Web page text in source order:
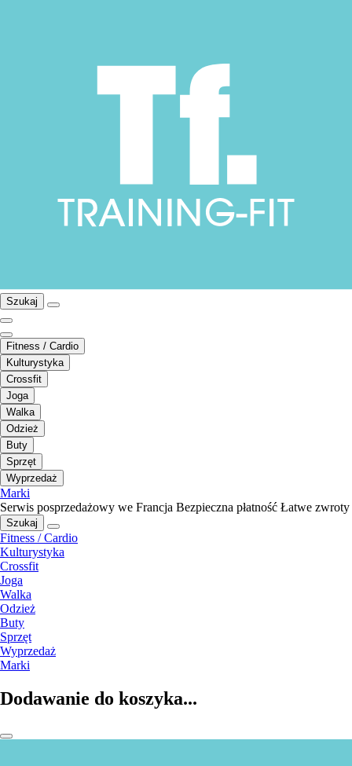
Szukaj
Fitness / Cardio
Kulturystyka
Crossfit
Joga
Walka
Odzież
Buty
Sprzęt
Wyprzedaż
Marki
Serwis posprzedażowy we Francja Bezpieczna płatność Łatwe zwroty
Szukaj
Fitness / Cardio
Kulturystyka
Crossfit
Joga
Walka
Odzież
Buty
Sprzęt
Wyprzedaż
Marki
Dodawanie do koszyka...